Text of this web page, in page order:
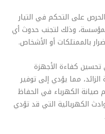
على التحكم في التيار
وذلك لتجنب حدوث أي
بالممتلكات أو الأشخاص.
كفاءة الأجهزة
مما يؤدي إلى توفير
صيانة الكهرباء في الحفاظ
الكهربائية التي قد تؤدي